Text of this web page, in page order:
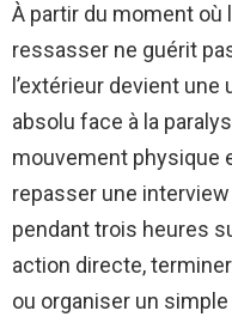
À partir du moment
ressasser ne guérit
l’extérieur devient
absolu face à la
mouvement physique
repasser une
pendant trois heures
action directe,
ou organiser un